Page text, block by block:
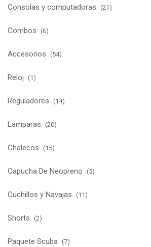
Consolas y computadoras (21)
Combos (6)
Accesorios (54)
Reloj (1)
Reguladores (14)
Lamparas (20)
Chalecos (15)
Capucha De Neopreno (5)
Cuchillos y Navajas (11)
Shorts (2)
Paquete Scuba (7)